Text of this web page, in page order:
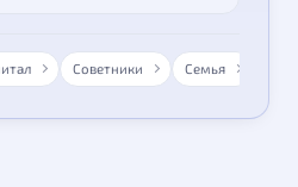
Советники Семья